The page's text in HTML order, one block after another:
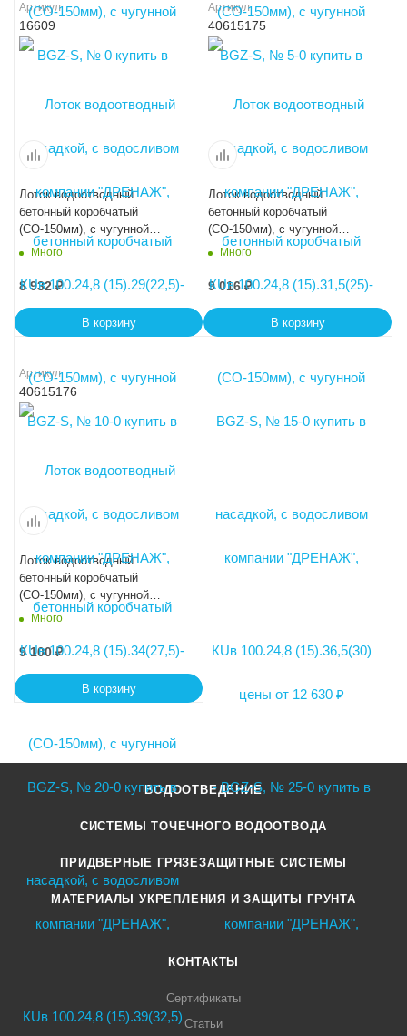
Артикул
16609
Лоток водоотводный
бетонный коробчатый
(СО-150мм), с чугунной
насадкой, с водосливом КUв
№ 20-0
Много
8 932₽
В корзину
Артикул
40615175
Лоток водоотводный
бетонный коробчатый
(СО-150мм), с чугунной
насадкой, с водосливом КUв
№ 25-0
Много
9 016₽
В корзину
Артикул
40615176
Лоток водоотводный
бетонный коробчатый
(СО-150мм), с чугунной
насадкой, с водосливом КUв
№ 30-0
Много
9 100₽
В корзину
ВОДООТВЕДЕНИЕ
СИСТЕМЫ ТОЧЕЧНОГО ВОДООТВОДА
ПРИДВЕРНЫЕ ГРЯЗЕЗАЩИТНЫЕ СИСТЕМЫ
МАТЕРИАЛЫ УКРЕПЛЕНИЯ И ЗАЩИТЫ ГРУНТА
КОНТАКТЫ
Сертификаты
Статьи